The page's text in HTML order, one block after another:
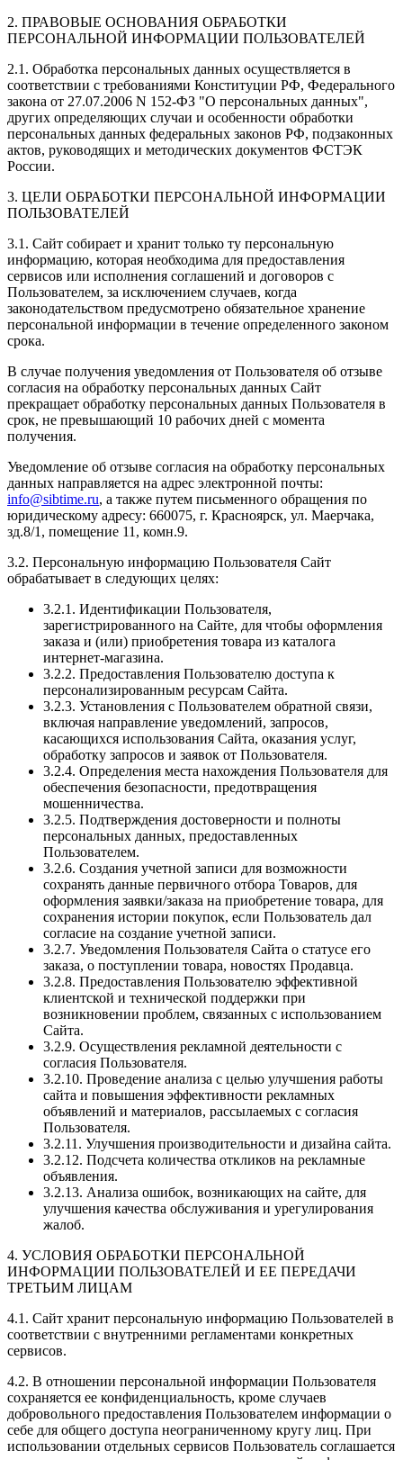
2. ПРАВОВЫЕ ОСНОВАНИЯ ОБРАБОТКИ
ПЕРСОНАЛЬНОЙ ИНФОРМАЦИИ ПОЛЬЗОВАТЕЛЕЙ
2.1. Обработка персональных данных осуществляется в
соответствии с требованиями Конституции РФ, Федерального
закона от 27.07.2006 N 152-ФЗ "О персональных данных",
других определяющих случаи и особенности обработки
персональных данных федеральных законов РФ, подзаконных
актов, руководящих и методических документов ФСТЭК
России.
3. ЦЕЛИ ОБРАБОТКИ ПЕРСОНАЛЬНОЙ ИНФОРМАЦИИ
ПОЛЬЗОВАТЕЛЕЙ
3.1. Сайт собирает и хранит только ту персональную
информацию, которая необходима для предоставления
сервисов или исполнения соглашений и договоров с
Пользователем, за исключением случаев, когда
законодательством предусмотрено обязательное хранение
персональной информации в течение определенного законом
срока.
В случае получения уведомления от Пользователя об отзыве
согласия на обработку персональных данных Сайт
прекращает обработку персональных данных Пользователя в
срок, не превышающий 10 рабочих дней с момента
получения.
Уведомление об отзыве согласия на обработку персональных
данных направляется на адрес электронной почты:
info@sibtime.ru, а также путем письменного обращения по
юридическому адресу: 660075, г. Красноярск, ул. Маерчака,
зд.8/1, помещение 11, комн.9.
3.2. Персональную информацию Пользователя Сайт
обрабатывает в следующих целях:
3.2.1. Идентификации Пользователя,
зарегистрированного на Сайте, для чтобы оформления
заказа и (или) приобретения товара из каталога
интернет-магазина.
3.2.2. Предоставления Пользователю доступа к
персонализированным ресурсам Сайта.
3.2.3. Установления с Пользователем обратной связи,
включая направление уведомлений, запросов,
касающихся использования Сайта, оказания услуг,
обработку запросов и заявок от Пользователя.
3.2.4. Определения места нахождения Пользователя для
обеспечения безопасности, предотвращения
мошенничества.
3.2.5. Подтверждения достоверности и полноты
персональных данных, предоставленных
Пользователем.
3.2.6. Создания учетной записи для возможности
сохранять данные первичного отбора Товаров, для
оформления заявки/заказа на приобретение товара, для
сохранения истории покупок, если Пользователь дал
согласие на создание учетной записи.
3.2.7. Уведомления Пользователя Сайта о статусе его
заказа, о поступлении товара, новостях Продавца.
3.2.8. Предоставления Пользователю эффективной
клиентской и технической поддержки при
возникновении проблем, связанных с использованием
Сайта.
3.2.9. Осуществления рекламной деятельности с
согласия Пользователя.
3.2.10. Проведение анализа с целью улучшения работы
сайта и повышения эффективности рекламных
объявлений и материалов, рассылаемых с согласия
Пользователя.
3.2.11. Улучшения производительности и дизайна сайта.
3.2.12. Подсчета количества откликов на рекламные
объявления.
3.2.13. Анализа ошибок, возникающих на сайте, для
улучшения качества обслуживания и урегулирования
жалоб.
4. УСЛОВИЯ ОБРАБОТКИ ПЕРСОНАЛЬНОЙ
ИНФОРМАЦИИ ПОЛЬЗОВАТЕЛЕЙ И ЕЕ ПЕРЕДАЧИ
ТРЕТЬИМ ЛИЦАМ
4.1. Сайт хранит персональную информацию Пользователей в
соответствии с внутренними регламентами конкретных
сервисов.
4.2. В отношении персональной информации Пользователя
сохраняется ее конфиденциальность, кроме случаев
добровольного предоставления Пользователем информации о
себе для общего доступа неограниченному кругу лиц. При
использовании отдельных сервисов Пользователь соглашается